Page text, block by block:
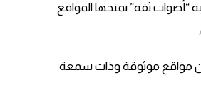
“أصوات ثقة” تمنحها المواقع
مواقع موثوقة وذات سمعة